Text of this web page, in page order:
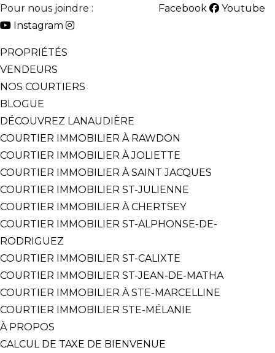
Pour nous joindre : Facebook
Youtube
Instagram
PROPRIÉTÉS
VENDEURS
NOS COURTIERS
BLOGUE
DÉCOUVREZ LANAUDIÈRE
COURTIER IMMOBILIER À RAWDON
COURTIER IMMOBILIER À JOLIETTE
COURTIER IMMOBILIER À SAINT JACQUES
COURTIER IMMOBILIER ST-JULIENNE
COURTIER IMMOBILIER À CHERTSEY
COURTIER IMMOBILIER ST-ALPHONSE-DE-
RODRIGUEZ
COURTIER IMMOBILIER ST-CALIXTE
COURTIER IMMOBILIER ST-JEAN-DE-MATHA
COURTIER IMMOBILIER À STE-MARCELLINE
COURTIER IMMOBILIER STE-MÉLANIE
À PROPOS
CALCUL DE TAXE DE BIENVENUE